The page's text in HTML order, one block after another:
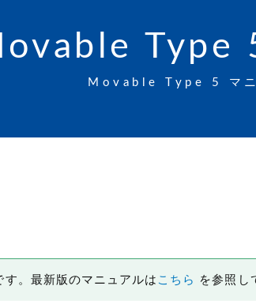
Type
Movable Type 5 マニ
。最新版のマニュアルは こちら を参照し